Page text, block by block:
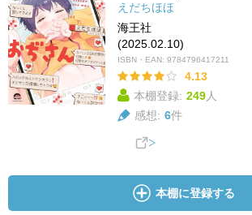
えだちほほ
海王社
(2025.02.10)
ISBN・EAN: 9784796417211
4.13
本棚登録: 249人
感想: 6件
本棚に登録する